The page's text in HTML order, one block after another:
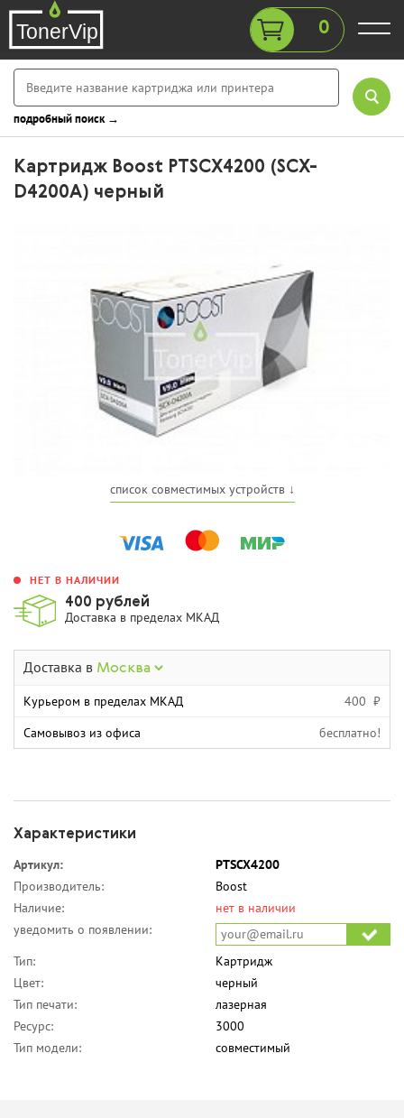
0
подробный поиск →
Картридж Boost PTSCX4200 (SCX-
D4200A) черный
список совместимых устройств ↓
НЕТ В НАЛИЧИИ
400 рублей
Доставка в пределах МКАД
Доставка в Москва
Курьером в пределах МКАД
400 ₽
Самовывоз из офиса
бесплатно!
Характеристики
Артикул:
PTSCX4200
Производитель:
Boost
Наличие:
нет в наличии
уведомить о появлении:
Тип:
Картридж
Цвет:
черный
Тип печати:
лазерная
Ресурс:
3000
Тип модели:
совместимый